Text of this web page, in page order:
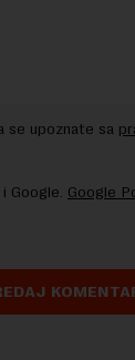
se upoznate sa
Google. Google